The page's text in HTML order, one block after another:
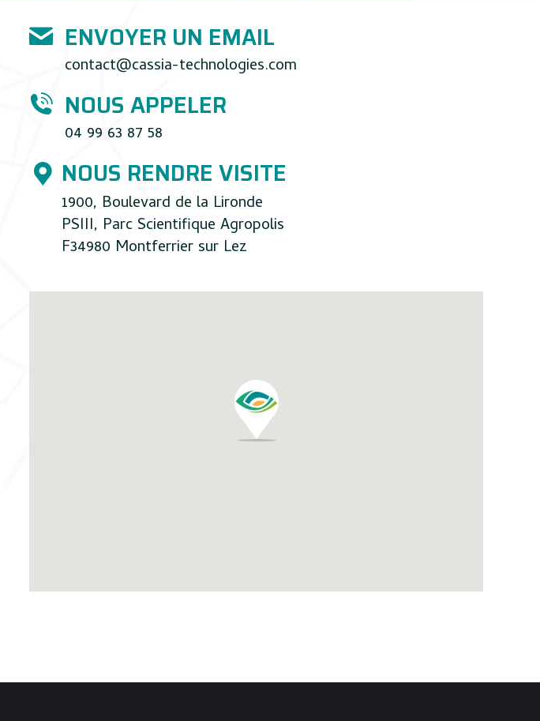
ENVOYER UN EMAIL
contact@cassia-technologies.com
NOUS APPELER
04 99 63 87 58
NOUS RENDRE VISITE
1900, Boulevard de la Lironde
PSIII, Parc Scientifique Agropolis
F34980 Montferrier sur Lez